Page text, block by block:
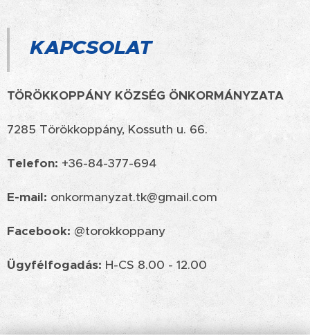
KAPCSOLAT
TÖRÖKKOPPÁNY KÖZSÉG ÖNKORMÁNYZATA
7285 Törökkoppány, Kossuth u. 66.
Telefon: +36-84-377-694
E-mail: onkormanyzat.tk@gmail.com
Facebook: @torokkoppany
Ügyfélfogadás: H-CS 8.00 - 12.00